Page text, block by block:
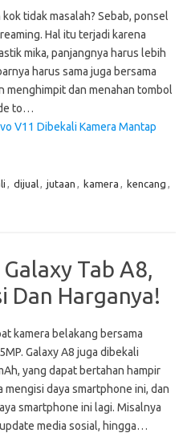
tidak masalah? Sebab, ponsel
Hal itu terjadi karena
mika, panjangnya harus lebih
harus sama juga bersama
menghimpit dan menahan tombol
to…
V11 Dibekali Kamera Mantap
, dijual, jutaan , kamera , kencang ,
Tab A8,
Dan Harganya!
kamera belakang bersama
Galaxy A8 juga dibekali
yang dapat bertahan hampir
daya smartphone ini, dan
smartphone ini lagi. Misalnya
media sosial, hingga…